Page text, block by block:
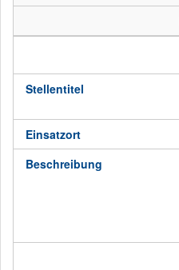
Stellentitel
Einsatzort
Beschreibung